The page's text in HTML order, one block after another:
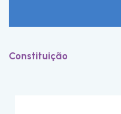
Constituição